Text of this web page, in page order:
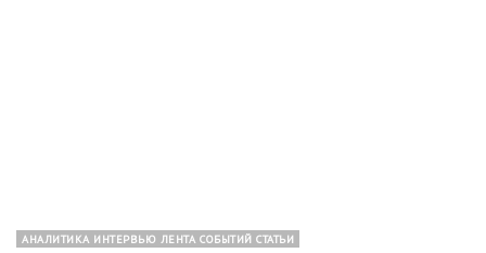
АНАЛИТИКА ИНТЕРВЬЮ ЛЕНТА СОБЫТИЙ СТАТЬИ